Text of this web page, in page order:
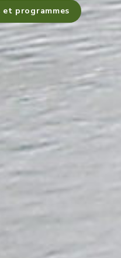
et programmes